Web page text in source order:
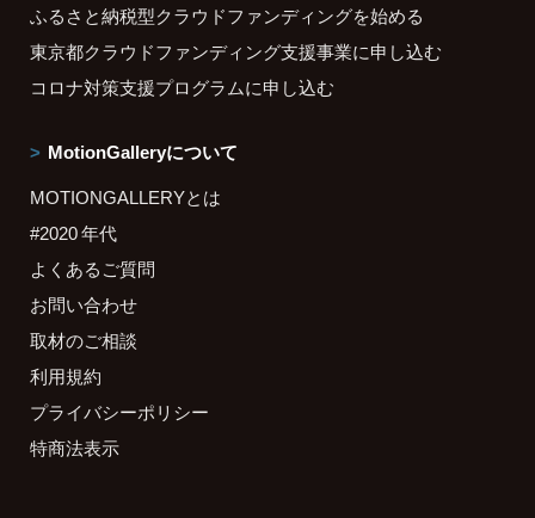
ふるさと納税型クラウドファンディングを始める
東京都クラウドファンディング支援事業に申し込む
コロナ対策支援プログラムに申し込む
MotionGalleryについて
MOTIONGALLERYとは
#2020 年代
よくあるご質問
お問い合わせ
取材のご相談
利用規約
プライバシーポリシー
特商法表示